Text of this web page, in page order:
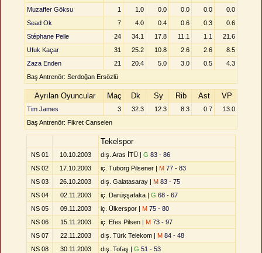
Muzaffer Göksu
1 1.0 0.0 0.0 0.0
0.0
Sead Ok
7 4.0 0.4 0.6 0.3
0.6
Stéphane Pelle
24 34.1 17.8 11.1 1.1
21.6
Ufuk Kaçar
31 25.2 10.8 2.6 2.6
8.5
Zaza Enden
21 20.4 5.0 3.0 0.5
4.3
Baş Antrenör: Serdoğan Ersözlü
Ayrılan Oyuncular Maç Dk Sy Rib Ast VP
Tim James 3 32.3 12.3 8.3 0.7
13.0
Baş Antrenör: Fikret Canselen
Tekelspor
NS 01 10.10.2003 dış. Aras İTÜ | G 83 - 86
NS 02
17.10.2003 iç. Tuborg Pilsener | M 77 - 83
NS 03
26.10.2003 dış. Galatasaray | M 83 - 75
NS 04
02.11.2003 iç. Darüşşafaka | G 68 - 67
NS 05
09.11.2003 iç. Ülkerspor | M 75 - 80
NS 06
15.11.2003 iç. Efes Pilsen | M 73 - 97
NS 07
22.11.2003 dış. Türk Telekom | M 84 - 48
NS 08
30.11.2003 dış. Tofaş | G 51 - 53